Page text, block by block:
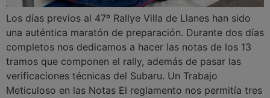
Los días previos al 47º Rallye Villa de Llanes han sido
una auténtica maratón de preparación. Durante dos días
completos nos dedicamos a hacer las notas de los 13
tramos que componen el rally, además de pasar las
verificaciones técnicas del Subaru. Un Trabajo
Meticuloso en las Notas El reglamento nos permitía tres